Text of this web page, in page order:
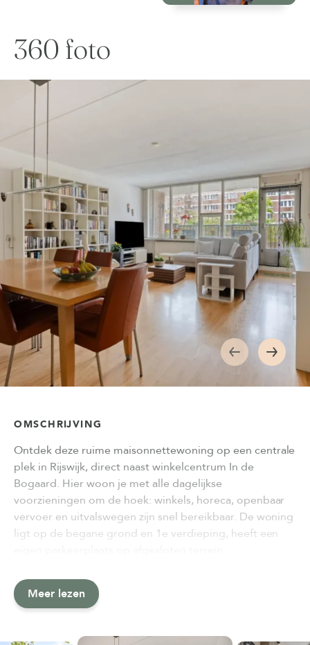
360 foto
OMSCHRIJVING
Ontdek deze ruime maisonnettewoning op een centrale
plek in Rijswijk, direct naast winkelcentrum In de
Bogaard. Hier woon je met alle dagelijkse
voorzieningen om de hoek: winkels, horeca, openbaar
vervoer en uitvalswegen zijn snel bereikbaar. De woning
ligt op de begane grond en 1e verdieping, heeft een
Meer lezen